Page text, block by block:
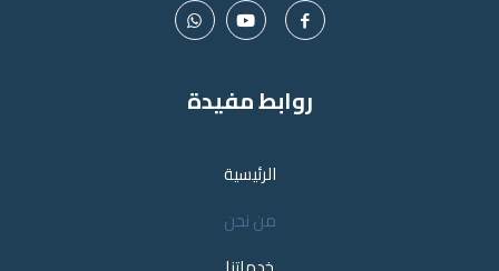
روابط مفيدة
الرئيسية
من نحن